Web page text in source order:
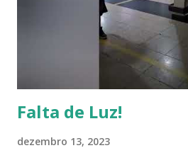
garantir a precisão e o
Com o surgimento das
tende a se tornar mais acessível,
Falta de Luz!
dezembro 13, 2023